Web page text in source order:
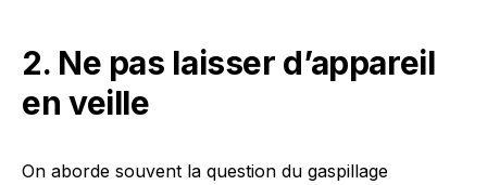
2. Ne pas laisser d’appareil
en veille
On aborde souvent la question du gaspillage